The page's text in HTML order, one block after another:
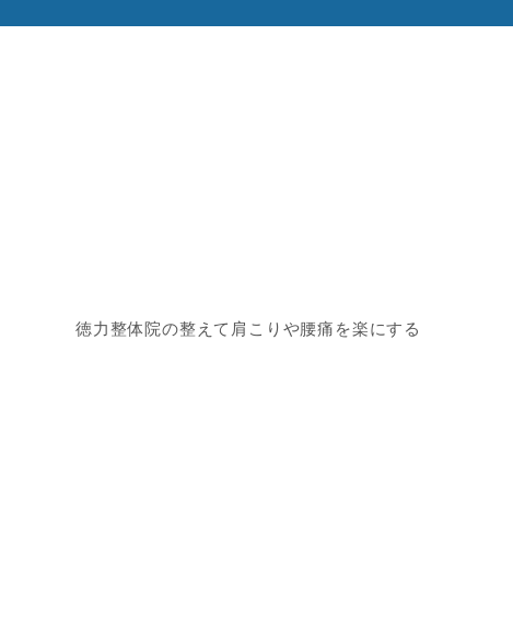
徳力整体院の整えて肩こりや腰痛を楽にする